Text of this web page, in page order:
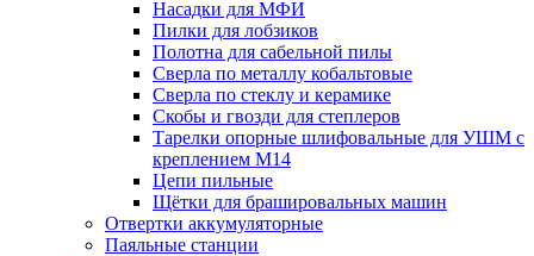
Насадки для МФИ
Пилки для лобзиков
Полотна для сабельной пилы
Сверла по металлу кобальтовые
Сверла по стеклу и керамике
Скобы и гвозди для степлеров
Тарелки опорные шлифовальные для УШМ с
креплением М14
Цепи пильные
Щётки для брашировальных машин
Отвертки аккумуляторные
Паяльные станции